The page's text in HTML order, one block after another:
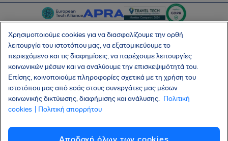
SocialFacebook
SocialTwitter
SocialInstagram
SocialLinkedin
ΑΠΟΚΤΉΣΤΕ ΤΗ ΔΩΡΕΆΝ ΕΦΑΡΜΟΓΉ ΜΑΣ
Όροι και Προϋποθέσεις Πολιτική Απορρήτου Imprint
Χρησιμοποιούμε cookies για να διασφαλίζουμε την ορθή
λειτουργία του ιστοτόπου μας, να εξατομικεύουμε το
περιεχόμενο και τις διαφημίσεις, να παρέχουμε λειτουργίες
κοινωνικών μέσων και να αναλύουμε την επισκεψιμότητά του.
Επίσης, κοινοποιούμε πληροφορίες σχετικά με τη χρήση του
ιστοτόπου μας από εσάς στους συνεργάτες μας μέσων
κοινωνικής δικτύωσης, διαφήμισης και ανάλυσης. Πολιτική
cookies
| Πολιτική απορρήτου
Αποδοχή όλων των cookies